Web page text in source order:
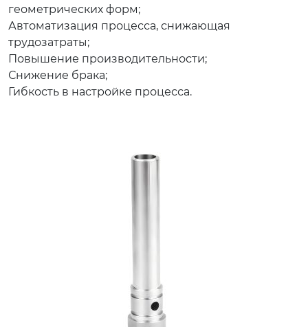
геометрических форм;
Автоматизация процесса, снижающая
трудозатраты;
Повышение производительности;
Снижение брака;
Гибкость в настройке процесса.